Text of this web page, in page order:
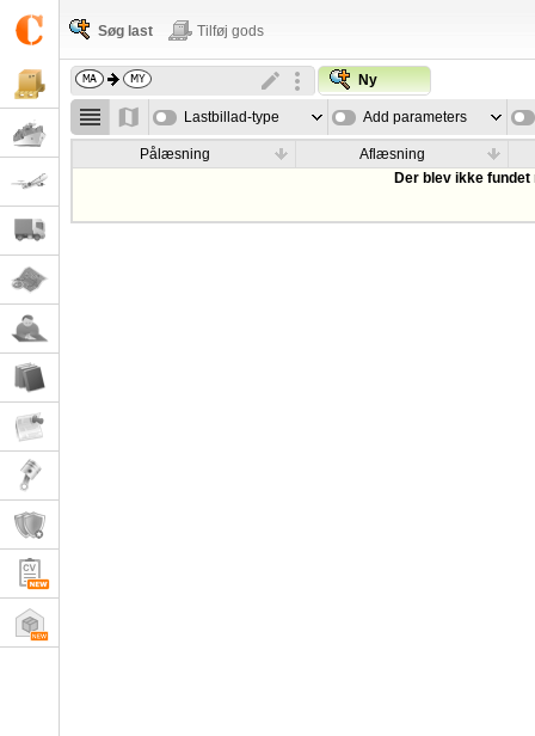
Søg last Tilføj gods
Ny
Lastbillad-type Add parameters
Pålæsning
Aflæsning
Der blev ikke